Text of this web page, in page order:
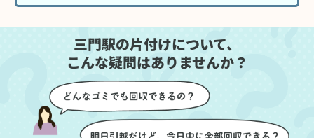
三門駅の片付けについて、
こんな疑問はありませんか？